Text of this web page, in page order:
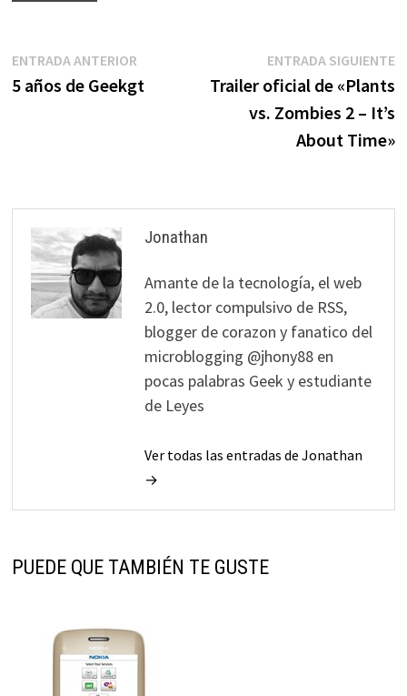
Navegación
de
ENTRADA ANTERIOREntrada
anterior:
5 años de Geekgt
ENTRADA SIGUIENTE
Trailer oficial de «Plants
vs. Zombies 2 – It’s
About Time»
Jonathan
Amante de la tecnología, el web
2.0, lector compulsivo de RSS,
blogger de corazon y fanatico del
microblogging @jhony88 en
pocas palabras Geek y estudiante
de Leyes
Ver todas las entradas de Jonathan
→
PUEDE QUE TAMBIÉN TE GUSTE